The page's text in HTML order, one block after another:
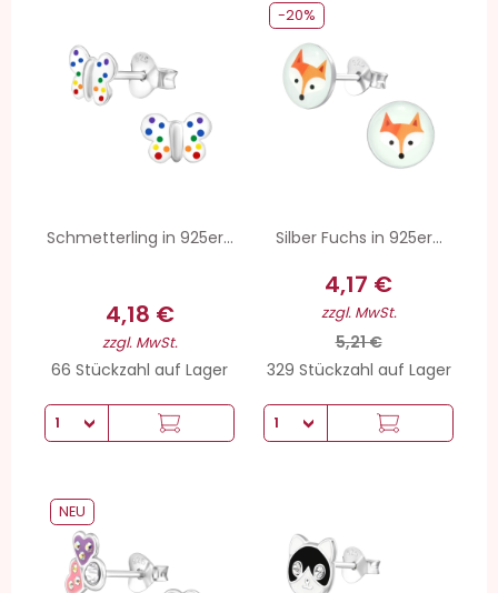
Schmetterling in 925er...
4,18 €
zzgl. MwSt.
66 Stückzahl auf Lager
Silber Fuchs in 925er...
4,17 €
zzgl. MwSt.
5,21 €
329 Stückzahl auf Lager
-20%
NEU